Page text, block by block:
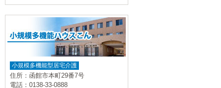
小規模多機能型居宅介護
住所：函館市本町29番7号
電話：0138-33-0888